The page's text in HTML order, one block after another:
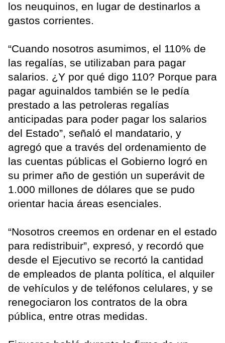
los neuquinos, en lugar de destinarlos a
gastos corrientes.
“Cuando nosotros asumimos, el 110% de
las regalías, se utilizaban para pagar
salarios. ¿Y por qué digo 110? Porque para
pagar aguinaldos también se le pedía
prestado a las petroleras regalías
anticipadas para poder pagar los salarios
del Estado”, señaló el mandatario, y
agregó que a través del ordenamiento de
las cuentas públicas el Gobierno logró en
su primer año de gestión un superávit de
1.000 millones de dólares que se pudo
orientar hacia áreas esenciales.
“Nosotros creemos en ordenar en el estado
para redistribuir”, expresó, y recordó que
desde el Ejecutivo se recortó la cantidad
de empleados de planta política, el alquiler
de vehículos y de teléfonos celulares, y se
renegociaron los contratos de la obra
pública, entre otras medidas.